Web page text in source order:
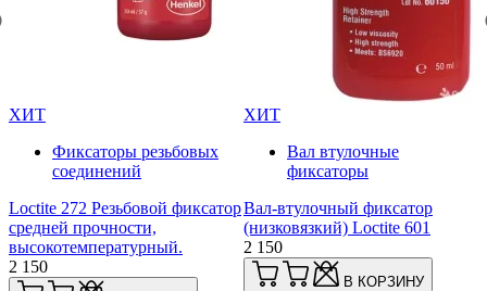
ХИТ
Фиксаторы резьбовых
соединений
Loctite 272 Резьбовой фиксатор
средней прочности,
высокотемпературный.
2 150
ХИТ
Вал втулочные
фиксаторы
Вал-втулочный фиксатор
(низковязкий) Loctite 601
2 150
В КОРЗИНУ